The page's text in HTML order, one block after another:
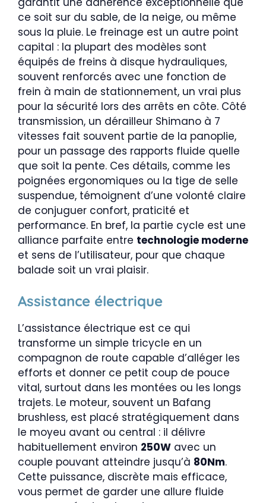
ce soit sur du sable, de la neige, ou même
sous la pluie. Le freinage est un autre point
capital : la plupart des modèles sont
équipés de freins à disque hydrauliques,
souvent renforcés avec une fonction de
frein à main de stationnement, un vrai plus
pour la sécurité lors des arrêts en côte. Côté
transmission, un dérailleur Shimano à 7
vitesses fait souvent partie de la panoplie,
pour un passage des rapports fluide quelle
que soit la pente. Ces détails, comme les
poignées ergonomiques ou la tige de selle
suspendue, témoignent d’une volonté claire
de conjuguer confort, praticité et
performance. En bref, la partie cycle est une
alliance parfaite entre technologie moderne
et sens de l’utilisateur, pour que chaque
balade soit un vrai plaisir.
Assistance électrique
L’assistance électrique est ce qui
transforme un simple tricycle en un
compagnon de route capable d’alléger les
efforts et donner ce petit coup de pouce
vital, surtout dans les montées ou les longs
trajets. Le moteur, souvent un Bafang
brushless, est placé stratégiquement dans
le moyeu avant ou central : il délivre
habituellement environ 250W avec un
couple pouvant atteindre jusqu’à 80Nm.
Cette puissance, discrète mais efficace,
vous permet de garder une allure fluide